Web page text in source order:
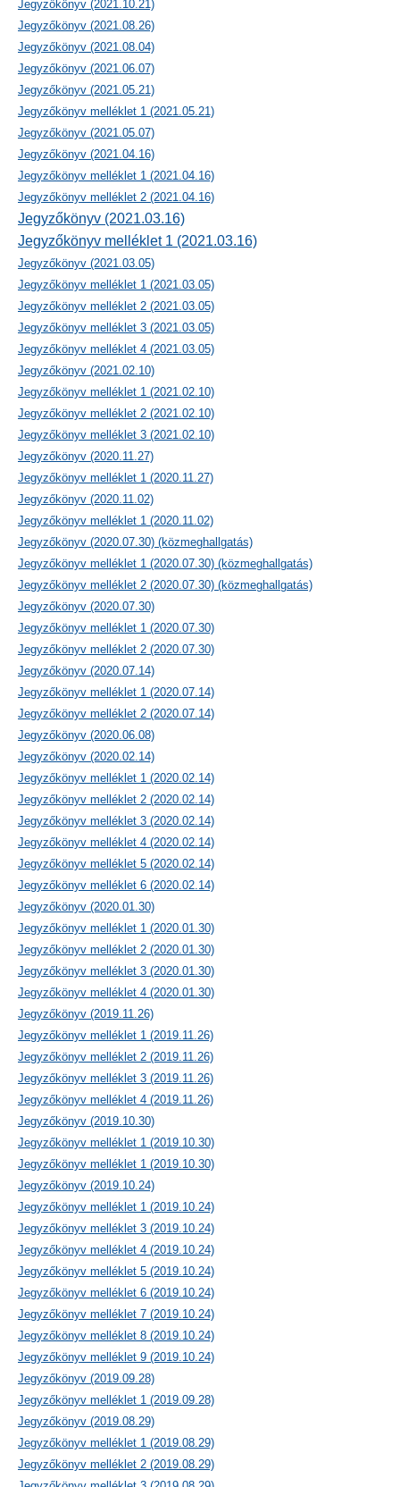
Jegyzőkönyv (2021.10.21)
Jegyzőkönyv (2021.08.26)
Jegyzőkönyv (2021.08.04)
Jegyzőkönyv (2021.06.07)
Jegyzőkönyv (2021.05.21)
Jegyzőkönyv melléklet 1 (2021.05.21)
Jegyzőkönyv (2021.05.07)
Jegyzőkönyv (2021.04.16)
Jegyzőkönyv melléklet 1 (2021.04.16)
Jegyzőkönyv melléklet 2 (2021.04.16)
Jegyzőkönyv (2021.03.16)
Jegyzőkönyv melléklet 1 (2021.03.16)
Jegyzőkönyv (2021.03.05)
Jegyzőkönyv melléklet 1 (2021.03.05)
Jegyzőkönyv melléklet 2 (2021.03.05)
Jegyzőkönyv melléklet 3 (2021.03.05)
Jegyzőkönyv melléklet 4 (2021.03.05)
Jegyzőkönyv (2021.02.10)
Jegyzőkönyv melléklet 1 (2021.02.10)
Jegyzőkönyv melléklet 2 (2021.02.10)
Jegyzőkönyv melléklet 3 (2021.02.10)
Jegyzőkönyv (2020.11.27)
Jegyzőkönyv melléklet 1 (2020.11.27)
Jegyzőkönyv (2020.11.02)
Jegyzőkönyv melléklet 1 (2020.11.02)
Jegyzőkönyv (2020.07.30) (közmeghallgatás)
Jegyzőkönyv melléklet 1 (2020.07.30) (közmeghallgatás)
Jegyzőkönyv melléklet 2 (2020.07.30) (közmeghallgatás)
Jegyzőkönyv (2020.07.30)
Jegyzőkönyv melléklet 1 (2020.07.30)
Jegyzőkönyv melléklet 2 (2020.07.30)
Jegyzőkönyv (2020.07.14)
Jegyzőkönyv melléklet 1 (2020.07.14)
Jegyzőkönyv melléklet 2 (2020.07.14)
Jegyzőkönyv (2020.06.08)
Jegyzőkönyv (2020.02.14)
Jegyzőkönyv melléklet 1 (2020.02.14)
Jegyzőkönyv melléklet 2 (2020.02.14)
Jegyzőkönyv melléklet 3 (2020.02.14)
Jegyzőkönyv melléklet 4 (2020.02.14)
Jegyzőkönyv melléklet 5 (2020.02.14)
Jegyzőkönyv melléklet 6 (2020.02.14)
Jegyzőkönyv (2020.01.30)
Jegyzőkönyv melléklet 1 (2020.01.30)
Jegyzőkönyv melléklet 2 (2020.01.30)
Jegyzőkönyv melléklet 3 (2020.01.30)
Jegyzőkönyv melléklet 4 (2020.01.30)
Jegyzőkönyv (2019.11.26)
Jegyzőkönyv melléklet 1 (2019.11.26)
Jegyzőkönyv melléklet 2 (2019.11.26)
Jegyzőkönyv melléklet 3 (2019.11.26)
Jegyzőkönyv melléklet 4 (2019.11.26)
Jegyzőkönyv (2019.10.30)
Jegyzőkönyv melléklet 1 (2019.10.30)
Jegyzőkönyv melléklet 1 (2019.10.30)
Jegyzőkönyv (2019.10.24)
Jegyzőkönyv melléklet 1 (2019.10.24)
Jegyzőkönyv melléklet 3 (2019.10.24)
Jegyzőkönyv melléklet 4 (2019.10.24)
Jegyzőkönyv melléklet 5 (2019.10.24)
Jegyzőkönyv melléklet 6 (2019.10.24)
Jegyzőkönyv melléklet 7 (2019.10.24)
Jegyzőkönyv melléklet 8 (2019.10.24)
Jegyzőkönyv melléklet 9 (2019.10.24)
Jegyzőkönyv (2019.09.28)
Jegyzőkönyv melléklet 1 (2019.09.28)
Jegyzőkönyv (2019.08.29)
Jegyzőkönyv melléklet 1 (2019.08.29)
Jegyzőkönyv melléklet 2 (2019.08.29)